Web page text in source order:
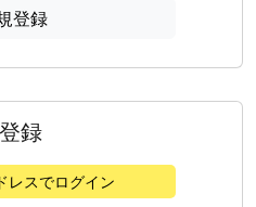
登録
録
レスでログイン